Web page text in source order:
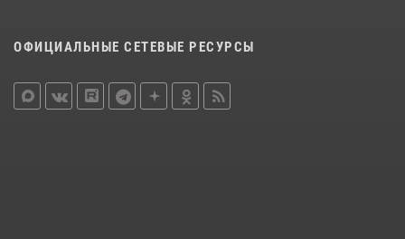
ОФИЦИАЛЬНЫЕ СЕТЕВЫЕ РЕСУРСЫ